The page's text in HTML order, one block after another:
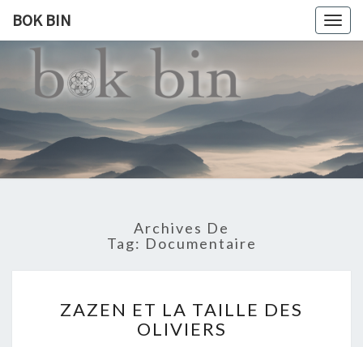
BOK BIN
BOK
BIN
Rencontre
Archives De
Tag: Documentaire
ET
LA
ZAZEN ET LA TAILLE DES
OLIVIERS